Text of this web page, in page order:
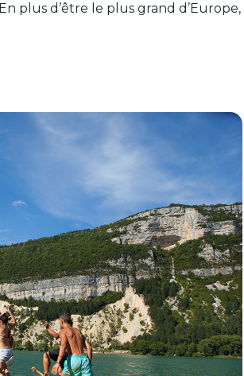
plus d’être le plus grand d’Europe,